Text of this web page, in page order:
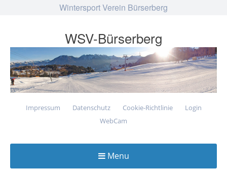
Wintersport Verein Bürserberg
WSV-Bürserberg
Impressum Datenschutz Cookie-Richtlinie
Login
WebCam
Menu